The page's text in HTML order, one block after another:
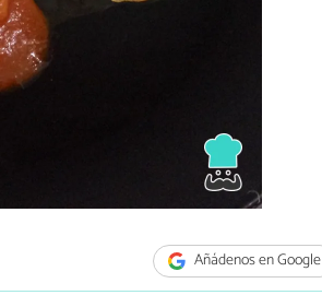
Añádenos en Google